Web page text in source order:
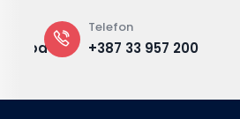
Telefon
+387 33 957 200